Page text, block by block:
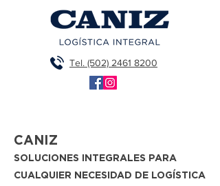
Tel. (502) 2461 8200
CANIZ
SOLUCIONES INTEGRALES PARA
CUALQUIER NECESIDAD DE LOGÍSTICA